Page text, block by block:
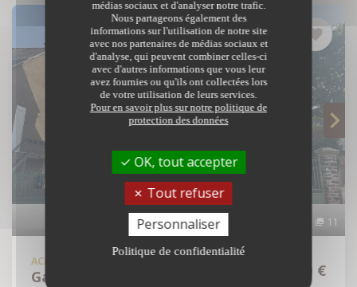
11
ACHAT
Gaël - 35290 116 000 €
médias sociaux et d'analyser notre trafic.
Nous partageons également des
informations sur l'utilisation de notre site
avec nos partenaires de médias sociaux et
d'analyse, qui peuvent combiner celles-ci
avec d'autres informations que vous leur
avez fournies ou qu'ils ont collectées lors
de votre utilisation de leurs services.
Pour en savoir plus sur notre politique de
protection des données
OK, tout accepter
Tout refuser
Personnaliser
Politique de confidentialité